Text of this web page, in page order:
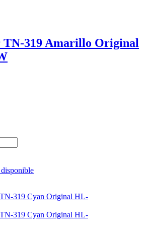
319 Amarillo Original